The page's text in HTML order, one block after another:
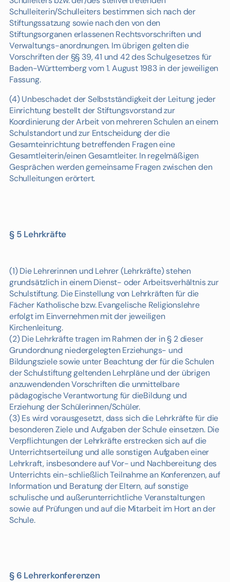
Schulleiterin/Schulleiters bestimmen sich nach der
Stiftungssatzung sowie nach den von den
Stiftungsorganen erlassenen Rechtsvorschriften und
Verwaltungs-anordnungen. Im übrigen gelten die
Vorschriften der §§ 39, 41 und 42 des Schulgesetzes für
Baden-Württemberg vom 1. August 1983 in der jeweiligen
Fassung.
(4) Unbeschadet der Selbstständigkeit der Leitung jeder
Einrichtung bestellt der Stiftungsvorstand zur
Koordinierung der Arbeit von mehreren Schulen an einem
Schulstandort und zur Entscheidung der die
Gesamteinrichtung betreffenden Fragen eine
Gesamtleiterin/einen Gesamtleiter. In regelmäßigen
Gesprächen werden gemeinsame Fragen zwischen den
Schulleitungen erörtert.
§ 5 Lehrkräfte
(1) Die Lehrerinnen und Lehrer (Lehrkräfte) stehen
grundsätzlich in einem Dienst- oder Arbeitsverhältnis zur
Schulstiftung. Die Einstellung von Lehrkräften für die
Fächer Katholische bzw. Evangelische Religionslehre
erfolgt im Einvernehmen mit der jeweiligen
Kirchenleitung.
(2) Die Lehrkräfte tragen im Rahmen der in § 2 dieser
Grundordnung niedergelegten Erziehungs- und
Bildungsziele sowie unter Beachtung der für die Schulen
der Schulstiftung geltenden Lehrpläne und der übrigen
anzuwendenden Vorschriften die unmittelbare
pädagogische Verantwortung für dieBildung und
Erziehung der Schülerinnen/Schüler.
(3) Es wird vorausgesetzt, dass sich die Lehrkräfte für die
besonderen Ziele und Aufgaben der Schule einsetzen. Die
Verpflichtungen der Lehrkräfte erstrecken sich auf die
Unterrichtserteilung und alle sonstigen Aufgaben einer
Lehrkraft, insbesondere auf Vor- und Nachbereitung des
Unterrichts ein-schließlich Teilnahme an Konferenzen, auf
Information und Beratung der Eltern, auf sonstige
schulische und außerunterrichtliche Veranstaltungen
sowie auf Prüfungen und auf die Mitarbeit im Hort an der
Schule.
§ 6 Lehrerkonferenzen